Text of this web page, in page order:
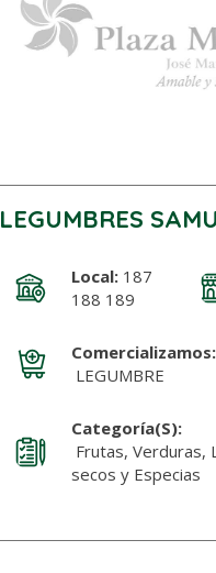
LEGUMBRES
Local:187
188 189
Comercializamos:
LEGUMBRE
Categoría(s):
Frutas, Verduras,
secos y Especias